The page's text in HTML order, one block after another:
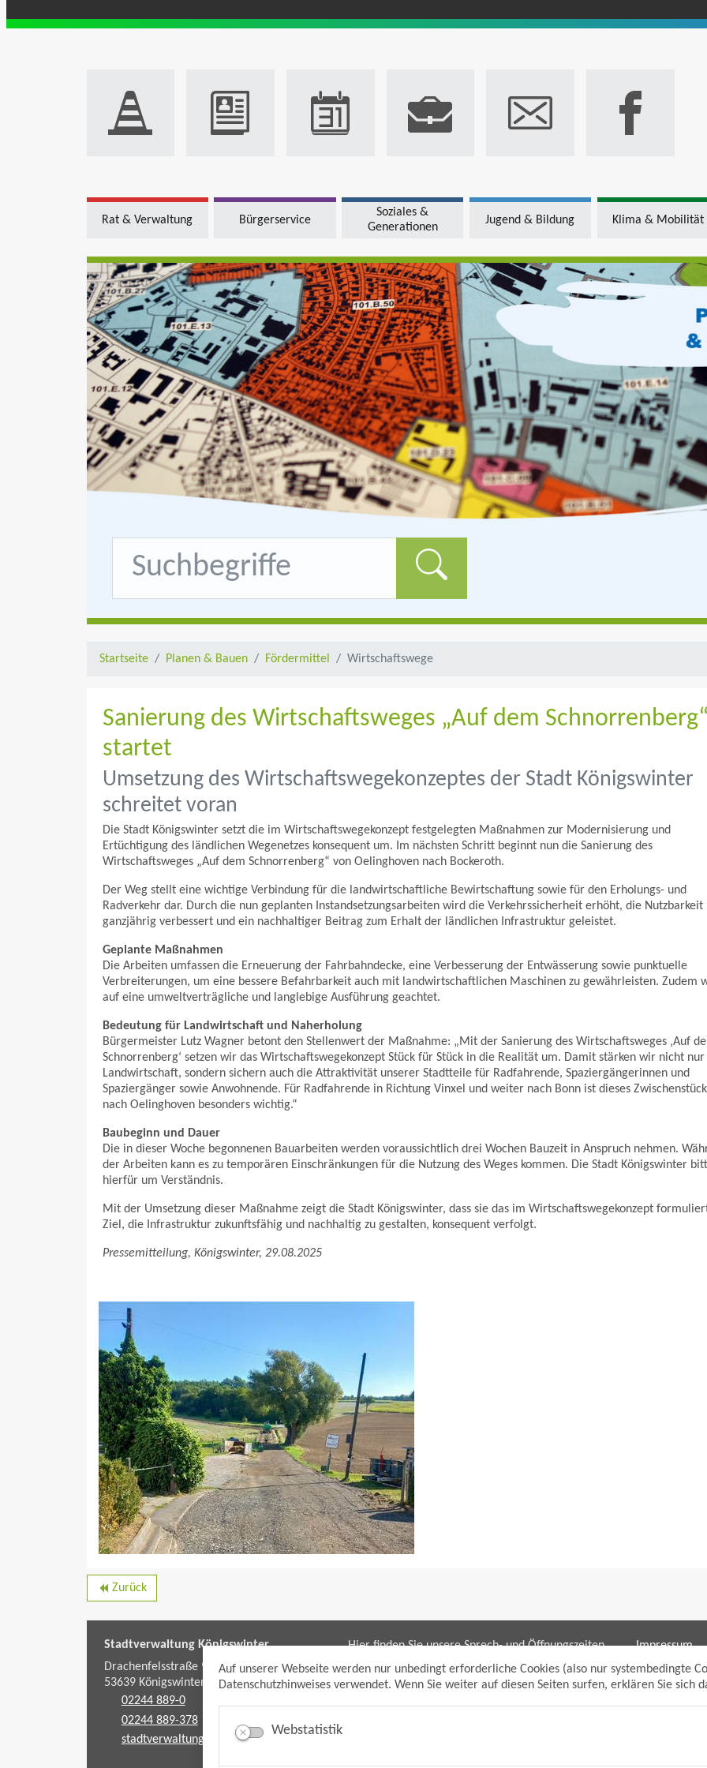
Auf unserer Webseite werden nur unbedingt erforderliche Cookies (also nur systembedingte
Datenschutzhinweises verwendet. Wenn Sie weiter auf diesen Seiten surfen, erklären Sie sich
Webstatistik
Rat & Verwaltung Bürgerservice
Soziales &
Generationen
Jugend & Bildung Klima & Mobilität
Formularschaltfläche
Startseite Planen & Bauen Fördermittel Wirtschaftswege
Sanierung des Wirtschaftsweges „Auf dem Schnorrenberg“
startet
Umsetzung des Wirtschaftswegekonzeptes der Stadt Königswinter
schreitet voran
Die Stadt Königswinter setzt die im Wirtschaftswegekonzept festgelegten Maßnahmen zur Modernisierung und
Ertüchtigung des ländlichen Wegenetzes konsequent um. Im nächsten Schritt beginnt nun die Sanierung des
Wirtschaftsweges „Auf dem Schnorrenberg“ von Oelinghoven nach Bockeroth.
Der Weg stellt eine wichtige Verbindung für die landwirtschaftliche Bewirtschaftung sowie für den Erholungs- und
Radverkehr dar. Durch die nun geplanten Instandsetzungsarbeiten wird die Verkehrssicherheit erhöht, die Nutzbarkeit
ganzjährig verbessert und ein nachhaltiger Beitrag zum Erhalt der ländlichen Infrastruktur geleistet.
Geplante Maßnahmen
Die Arbeiten umfassen die Erneuerung der Fahrbahndecke, eine Verbesserung der Entwässerung sowie punktuelle
Verbreiterungen, um eine bessere Befahrbarkeit auch mit landwirtschaftlichen Maschinen zu gewährleisten. Zudem
auf eine umweltverträgliche und langlebige Ausführung geachtet.
Bedeutung für Landwirtschaft und Naherholung
Bürgermeister Lutz Wagner betont den Stellenwert der Maßnahme: „Mit der Sanierung des Wirtschaftsweges ‚Auf
Schnorrenberg‘ setzen wir das Wirtschaftswegekonzept Stück für Stück in die Realität um. Damit stärken wir nicht nur
Landwirtschaft, sondern sichern auch die Attraktivität unserer Stadtteile für Radfahrende, Spaziergängerinnen und
Spaziergänger sowie Anwohnende. Für Radfahrende in Richtung Vinxel und weiter nach Bonn ist dieses Zwischenstück
nach Oelinghoven besonders wichtig.“
Baubeginn und Dauer
Die in dieser Woche begonnenen Bauarbeiten werden voraussichtlich drei Wochen Bauzeit in Anspruch nehmen.
der Arbeiten kann es zu temporären Einschränkungen für die Nutzung des Weges kommen. Die Stadt Königswinter
hierfür um Verständnis.
Mit der Umsetzung dieser Maßnahme zeigt die Stadt Königswinter, dass sie das im Wirtschaftswegekonzept
Ziel, die Infrastruktur zukunftsfähig und nachhaltig zu gestalten, konsequent verfolgt.
Pressemitteilung, Königswinter, 29.08.2025
backward Zurück
Stadtverwaltung Königswinter
Drachenfelsstraße 9-11
53639 Königswinter
02244 889-0
02244 889-378
stadtverwaltung@koenigswinter.de
Hier finden Sie unsere Sprech- und Öffnungszeiten
für die Bereiche:
Bürgerbüro/bpunkt
Gewerbeamt
Impressum
Sitemap
Suche